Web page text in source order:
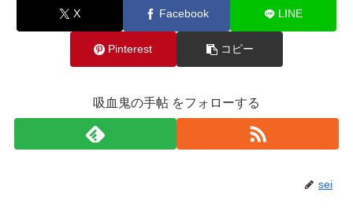
X Facebook LINE
Pinterest コピー
吸血鬼の手帖 をフォローする
sei